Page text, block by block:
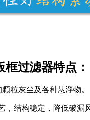
框过滤器特点：
颗粒灰尘及各种悬浮物。
，结构稳定，降低破漏